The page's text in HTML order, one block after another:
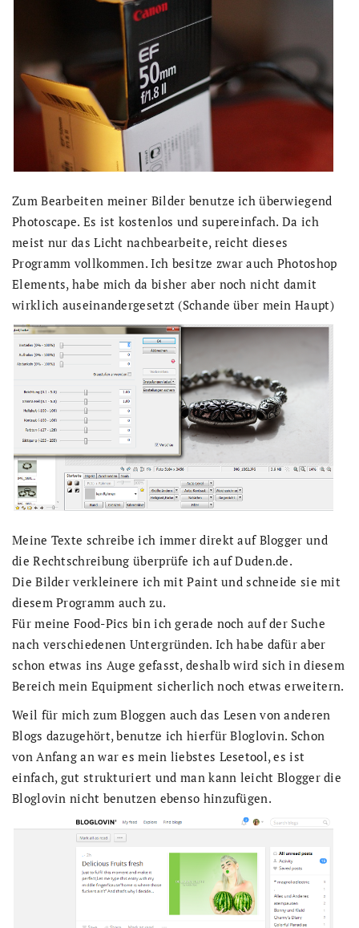
Zum Bearbeiten meiner Bilder benutze ich überwiegend
Photoscape. Es ist kostenlos und supereinfach. Da ich
meist nur das Licht nachbearbeite, reicht dieses
Programm vollkommen. Ich besitze zwar auch Photoshop
Elements, habe mich da bisher aber noch nicht damit
wirklich auseinandergesetzt (Schande über mein Haupt)
Meine Texte schreibe ich immer direkt auf Blogger und
die Rechtschreibung überprüfe ich auf Duden.de.
Die Bilder verkleinere ich mit Paint und schneide sie mit
diesem Programm auch zu.
Für meine Food-Pics bin ich gerade noch auf der Suche
nach verschiedenen Untergründen. Ich habe dafür aber
schon etwas ins Auge gefasst, deshalb wird sich in diesem
Bereich mein Equipment sicherlich noch etwas erweitern.
Weil für mich zum Bloggen auch das Lesen von anderen
Blogs dazugehört, benutze ich hierfür Bloglovin. Schon
von Anfang an war es mein liebstes Lesetool, es ist
einfach, gut strukturiert und man kann leicht Blogger die
Bloglovin nicht benutzen ebenso hinzufügen.